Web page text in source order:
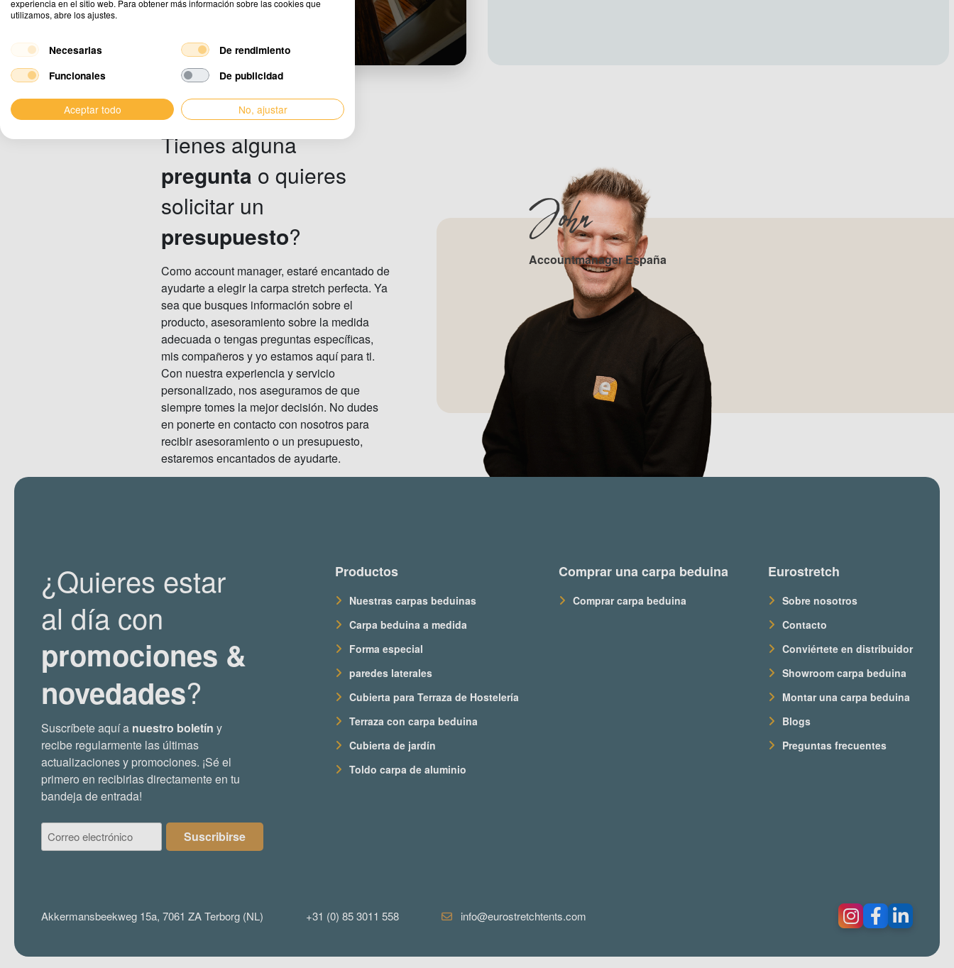
Tienes alguna
pregunta o quieres
solicitar un
presupuesto?
Como account manager, estaré encantado de
ayudarte a elegir la carpa stretch perfecta. Ya
sea que busques información sobre el
producto, asesoramiento sobre la medida
adecuada o tengas preguntas específicas,
mis compañeros y yo estamos aquí para ti.
Con nuestra experiencia y servicio
personalizado, nos aseguramos de que
siempre tomes la mejor decisión. No dudes
en ponerte en contacto con nosotros para
recibir asesoramiento o un presupuesto,
estaremos encantados de ayudarte.
John
Accountmanager España
¿Quieres estar
al día con
promociones &
novedades?
Suscríbete aquí a nuestro boletín y
recibe regularmente las últimas
actualizaciones y promociones. ¡Sé el
primero en recibirlas directamente en tu
bandeja de entrada!
Correo
electrónico(Required)
Suscribirse
Productos
Nuestras carpas beduinas
Carpa beduina a medida
Forma especial
paredes laterales
Cubierta para Terraza de Hostelería
Terraza con carpa beduina
Cubierta de jardín
Toldo carpa de aluminio
Comprar una carpa beduina
Comprar carpa beduina
Eurostretch
Sobre nosotros
Contacto
Conviértete en distribuidor
Showroom carpa beduina
Montar una carpa beduina
Blogs
Preguntas frecuentes
Akkermansbeekweg 15a, 7061 ZA Terborg (NL) +31 (0) 85 3011 558 info@eurostretchtents.com
experiencia en el sitio web. Para obtener más información sobre las cookies que
utilizamos, abre los ajustes.
Necesarias
De rendimiento
Funcionales
De publicidad
Aceptar todo No, ajustar